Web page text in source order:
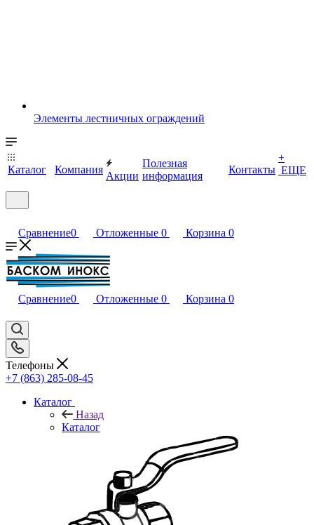
Элементы лестничных ограждений
Каталог Компания
Акции
Полезная
информация
Контакты
+
ЕЩЕ
Сравнение0 Отложенные 0 Корзина 0
Сравнение0 Отложенные 0 Корзина 0
Телефоны
+7 (863) 285-08-45
Каталог
Назад
Каталог